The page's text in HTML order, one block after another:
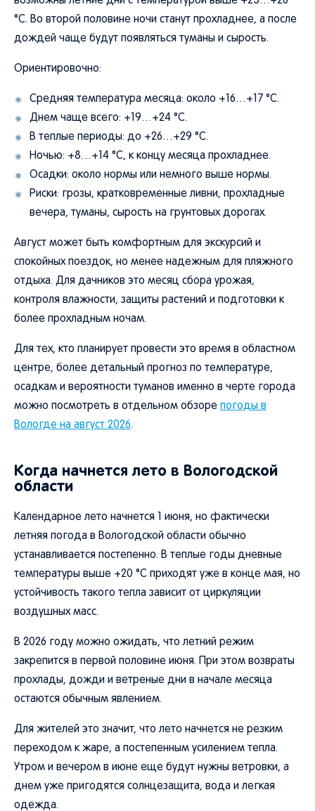
°C. Во второй половине ночи станут прохладнее, а после
дождей чаще будут появляться туманы и сырость.
Ориентировочно:
Средняя температура месяца: около +16…+17 °C.
Днем чаще всего: +19…+24 °C.
В теплые периоды: до +26…+29 °C.
Ночью: +8…+14 °C, к концу месяца прохладнее.
Осадки: около нормы или немного выше нормы.
Риски: грозы, кратковременные ливни, прохладные
вечера, туманы, сырость на грунтовых дорогах.
Август может быть комфортным для экскурсий и
спокойных поездок, но менее надежным для пляжного
отдыха. Для дачников это месяц сбора урожая,
контроля влажности, защиты растений и подготовки к
более прохладным ночам.
Для тех, кто планирует провести это время в областном
центре, более детальный прогноз по температуре,
осадкам и вероятности туманов именно в черте города
можно посмотреть в отдельном обзоре погоды в
Вологде на август 2026.
Когда начнется лето в Вологодской
области
Календарное лето начнется 1 июня, но фактически
летняя погода в Вологодской области обычно
устанавливается постепенно. В теплые годы дневные
температуры выше +20 °C приходят уже в конце мая, но
устойчивость такого тепла зависит от циркуляции
воздушных масс.
В 2026 году можно ожидать, что летний режим
закрепится в первой половине июня. При этом возвраты
прохлады, дожди и ветреные дни в начале месяца
остаются обычным явлением.
Для жителей это значит, что лето начнется не резким
переходом к жаре, а постепенным усилением тепла.
Утром и вечером в июне еще будут нужны ветровки, а
днем уже пригодятся солнцезащита, вода и легкая
одежда.